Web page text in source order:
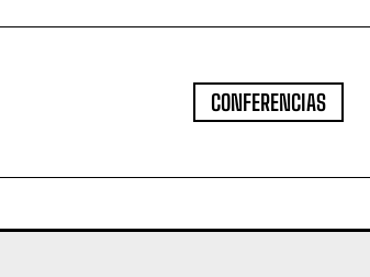
CONFERENCIAS